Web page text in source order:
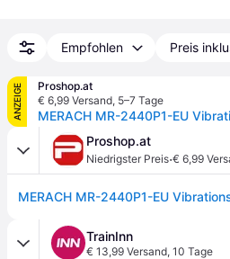
Empfohlen Preis
ANZEIGE
Proshop.at
€ 6,99 Versand, 5–7 Tage
Proshop.at
Niedrigster Preis·€ 6,99
TrainInn
€ 13,99 Versand, 10 Tage